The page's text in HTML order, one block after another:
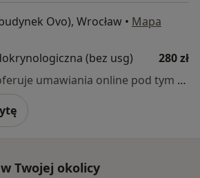
Ovo), Wrocław • Mapa
(bez usg)
280 zł
Specjalista nie oferuje umawiania online pod tym adresem.
Twojej okolicy